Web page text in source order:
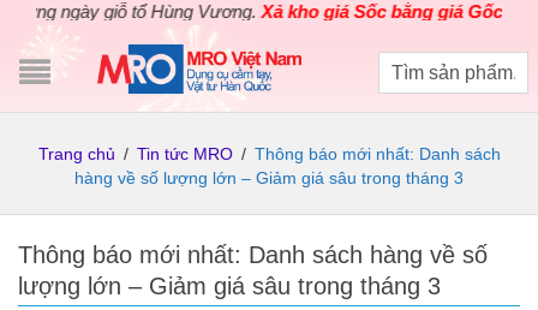
ngày giỗ tổ Hùng Vương.Xả kho giá Sốc bằng giá Gốccho các
Trang chủ / Tin tức MRO / Thông báo mới nhất: Danh sách
hàng về số lượng lớn – Giảm giá sâu trong tháng 3
Thông báo mới nhất: Danh sách hàng về số
lượng lớn – Giảm giá sâu trong tháng 3